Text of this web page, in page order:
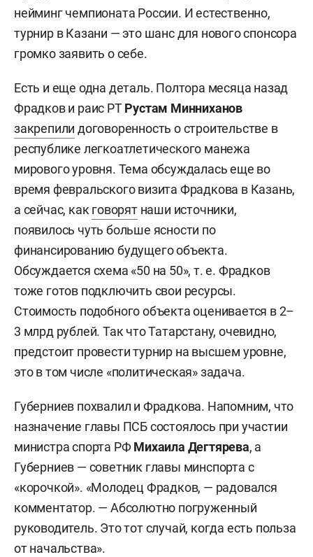
нейминг чемпионата России. И естественно,
турнир в Казани — это шанс для нового спонсора
громко заявить о себе.
Есть и еще одна деталь. Полтора месяца назад
Фрадков и раис РТРустам Минниханов
закрепили договоренность о строительстве в
республике легкоатлетического манежа
мирового уровня. Тема обсуждалась еще во
время февральского визита Фрадкова в Казань,
а сейчас, как говорятнаши источники,
появилось чуть больше ясности по
финансированию будущего объекта.
Обсуждается схема «50 на 50», т. е. Фрадков
тоже готов подключить свои ресурсы.
Стоимость подобного объекта оценивается в 2–
3 млрд рублей. Так что Татарстану, очевидно,
предстоит провести турнир на высшем уровне,
это в том числе «политическая» задача.
Губерниев похвалил и Фрадкова. Напомним, что
назначение главы ПСБ состоялось при участии
министра спорта РФМихаила Дегтярева, а
Губерниев — советник главы минспорта с
«корочкой». «Молодец Фрадков, — радовался
комментатор. — Абсолютно погруженный
руководитель. Это тот случай, когда есть польза
от начальства».